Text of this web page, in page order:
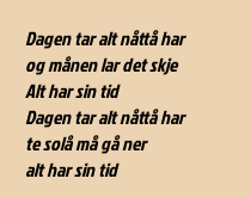
Dagen tar alt nåttå har
og månen lar det skje
Alt har sin tid
Dagen tar alt nåttå har
te solå må gå ner
alt har sin tid